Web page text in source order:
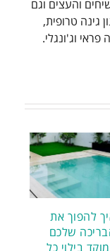
והעצים וגם
גינה טרופית,
וג'ונגלי.
להפוך את
שלכם
בילוי כל